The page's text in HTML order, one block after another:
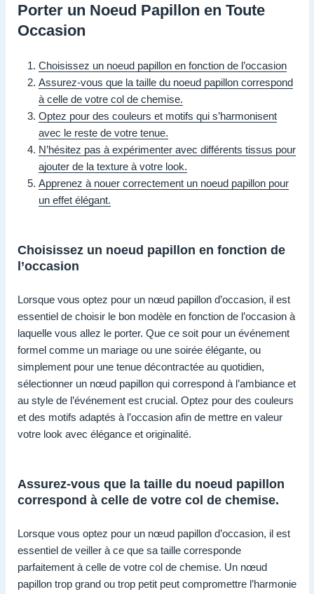
Porter un Noeud Papillon en Toute
Occasion
Choisissez un noeud papillon en fonction de l’occasion
Assurez-vous que la taille du noeud papillon correspond
à celle de votre col de chemise.
Optez pour des couleurs et motifs qui s’harmonisent
avec le reste de votre tenue.
N’hésitez pas à expérimenter avec différents tissus pour
ajouter de la texture à votre look.
Apprenez à nouer correctement un noeud papillon pour
un effet élégant.
Choisissez un noeud papillon en fonction de
l’occasion
Lorsque vous optez pour un nœud papillon d’occasion, il est
essentiel de choisir le bon modèle en fonction de l’occasion à
laquelle vous allez le porter. Que ce soit pour un événement
formel comme un mariage ou une soirée élégante, ou
simplement pour une tenue décontractée au quotidien,
sélectionner un nœud papillon qui correspond à l’ambiance et
au style de l’événement est crucial. Optez pour des couleurs
et des motifs adaptés à l’occasion afin de mettre en valeur
votre look avec élégance et originalité.
Assurez-vous que la taille du noeud papillon
correspond à celle de votre col de chemise.
Lorsque vous optez pour un nœud papillon d’occasion, il est
essentiel de veiller à ce que sa taille corresponde
parfaitement à celle de votre col de chemise. Un nœud
papillon trop grand ou trop petit peut compromettre l’harmonie